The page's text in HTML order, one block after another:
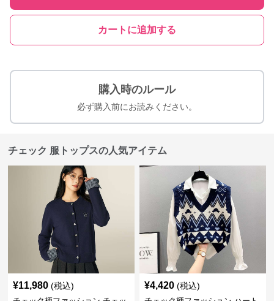
カートに追加する
購入時のルール
必ず購入前にお読みください。
チェック 服トップスの人気アイテム
¥11,980 (税込) ¥4,420 (税込)